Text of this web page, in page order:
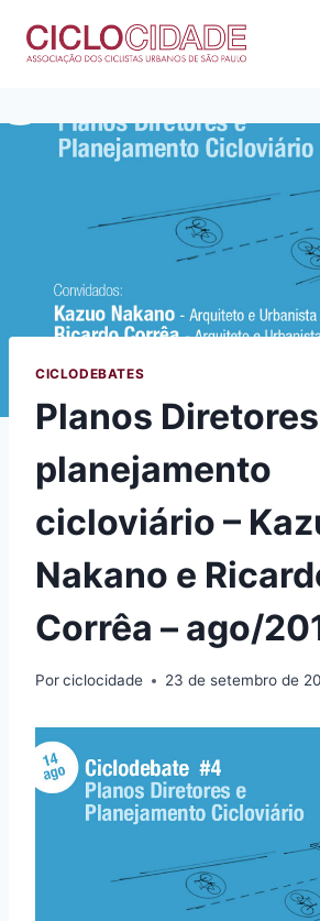
para
CICLODEBATES
Planos
planejamento
cicloviário –
Nakano e
Corrêa – ago/
Porciclocidade 23 de setembro de